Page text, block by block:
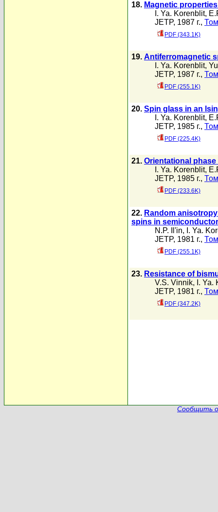
18. Magnetic
I. Ya. Korenblit,
JETP, 1987 г.,
PDF (343.1K)
19. Antiferromagnetic
I. Ya. Korenblit,
JETP, 1987 г.,
PDF (255.1K)
20. Spin glass in an
I. Ya. Korenblit,
JETP, 1985 г.,
PDF (225.4K)
21. Orientational
I. Ya. Korenblit,
JETP, 1985 г.,
PDF (233.6K)
22. Random
spins in
N.P. Il'in, I. Ya.
JETP, 1981 г.,
PDF (255.1K)
23. Resistance of
V.S. Vinnik, I. Ya.
JETP, 1981 г.,
PDF (347.2K)
Сообщить о